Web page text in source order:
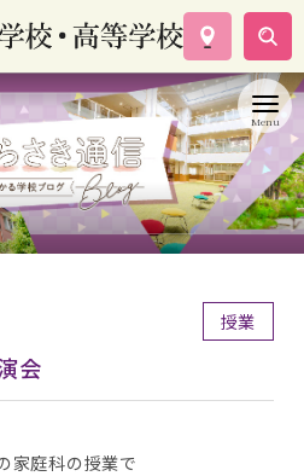
案内
ス紹介
校生活
情報
料請求
授業
会
家庭科の授業で